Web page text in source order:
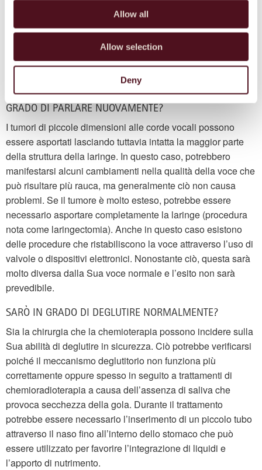
Allow all
Allow selection
Deny
all’interno della laringe o dell’esofago fino alle ghiandole del
collo (linfonodi) e persino nei polmoni e al fegato. Trattare il
tumore una volta diffuso è più difficile; da ciò deriva quindi la
necessità di scoprire e identificare la malattia il prima
possibile.
SE SUBISCO UN INTERVENTO ALLA LARINGE SARÒ IN
GRADO DI PARLARE NUOVAMENTE?
I tumori di piccole dimensioni alle corde vocali possono
essere asportati lasciando tuttavia intatta la maggior parte
della struttura della laringe. In questo caso, potrebbero
manifestarsi alcuni cambiamenti nella qualità della voce che
può risultare più rauca, ma generalmente ciò non causa
problemi. Se il tumore è molto esteso, potrebbe essere
necessario asportare completamente la laringe (procedura
nota come laringectomia). Anche in questo caso esistono
delle procedure che ristabiliscono la voce attraverso l’uso di
valvole o dispositivi elettronici. Nonostante ciò, questa sarà
molto diversa dalla Sua voce normale e l’esito non sarà
prevedibile.
SARÒ IN GRADO DI DEGLUTIRE NORMALMENTE?
Sia la chirurgia che la chemioterapia possono incidere sulla
Sua abilità di deglutire in sicurezza. Ciò potrebbe verificarsi
poiché il meccanismo deglutitorio non funziona più
correttamente oppure spesso in seguito a trattamenti di
chemioradioterapia a causa dell’assenza di saliva che
provoca secchezza della gola. Durante il trattamento
potrebbe essere necessario l’inserimento di un piccolo tubo
attraverso il naso fino all’interno dello stomaco che può
essere utilizzato per favorire l’integrazione di liquidi e
l’apporto di nutrimento.